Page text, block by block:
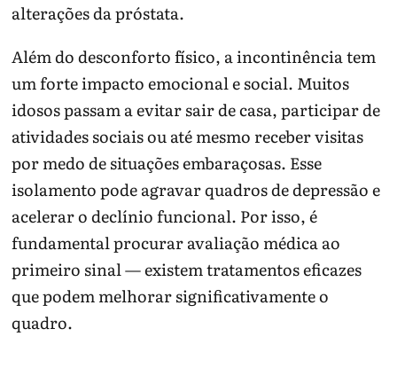
alterações da próstata.
Além do desconforto físico, a incontinência tem
um forte impacto emocional e social. Muitos
idosos passam a evitar sair de casa, participar de
atividades sociais ou até mesmo receber visitas
por medo de situações embaraçosas. Esse
isolamento pode agravar quadros de depressão e
acelerar o declínio funcional. Por isso, é
fundamental procurar avaliação médica ao
primeiro sinal — existem tratamentos eficazes
que podem melhorar significativamente o
quadro.